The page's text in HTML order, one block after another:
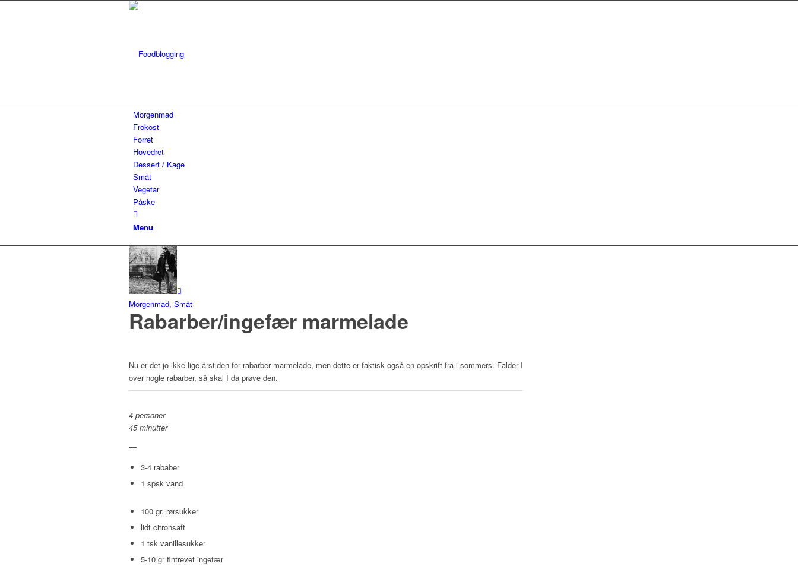
Morgenmad
Frokost
Forret
Hovedret
Dessert / Kage
Småt
Vegetar
Påske
Menu
Morgenmad, Småt
Rabarber/ingefær marmelade
Nu er det jo ikke lige årstiden for rabarber marmelade, men dette er faktisk også en opskrift fra i sommers. Falder I
over nogle rabarber, så skal I da prøve den.
4 personer
45 minutter
—
3-4 rababer
1 spsk vand
100 gr. rørsukker
lidt citronsaft
1 tsk vanillesukker
5-10 gr fintrevet ingefær